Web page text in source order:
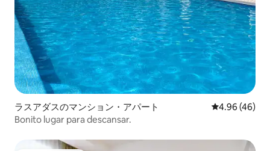
ラスアダスのマンション・アパート レビュー46
4.96 (46)
Bonito lugar para descansar.